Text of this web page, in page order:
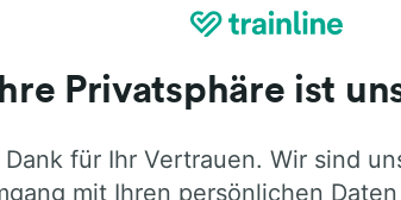
ehrliche Meinung von
Ihre Privatsphäre ist
für Ihr Vertrauen. Wir sind
mit Ihren persönlichen